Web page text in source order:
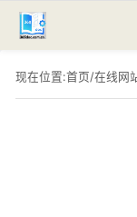
现在位置:首页/在线网